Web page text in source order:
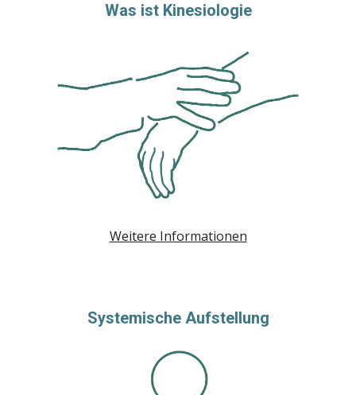
Was ist Kinesiologie
Weitere Informationen
Systemische Aufstellung